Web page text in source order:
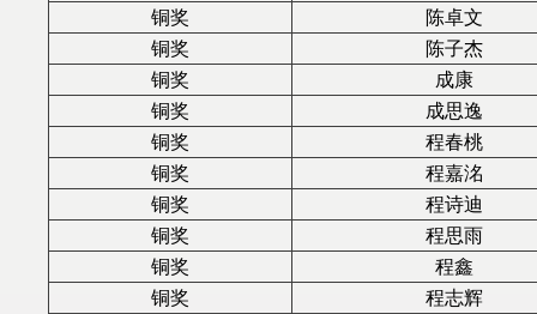
铜奖
陈卓文
铜奖
陈子杰
铜奖
成康
铜奖
成思逸
铜奖
程春桃
铜奖
程嘉洺
铜奖
程诗迪
铜奖
程思雨
铜奖
程鑫
铜奖
程志辉